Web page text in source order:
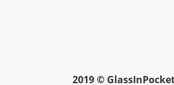
2019 ©